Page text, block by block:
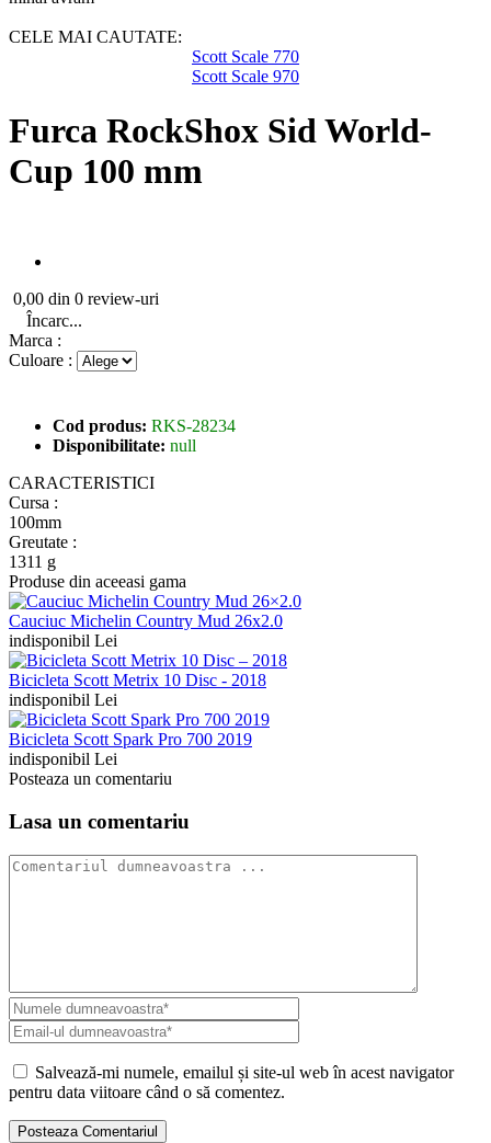
CELE MAI CAUTATE:
Scott Scale 770
Scott Scale 970
Furca RockShox Sid World-
Cup 100 mm
0,00 din 0 review-uri
Încarc...
Marca :
Culoare :
Cod produs: RKS-28234
Disponibilitate: null
CARACTERISTICI
Cursa :
100mm
Greutate :
1311 g
Produse din aceeasi gama
Cauciuc Michelin Country Mud 26x2.0
indisponibil Lei
Bicicleta Scott Metrix 10 Disc - 2018
indisponibil Lei
Bicicleta Scott Spark Pro 700 2019
indisponibil Lei
Posteaza un comentariu
Lasa un comentariu
Salvează-mi numele, emailul și site-ul web în acest navigator
pentru data viitoare când o să comentez.